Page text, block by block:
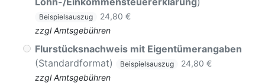
Beispielsauszug
24,80 €
zzgl Amtsgebühren
Flurstücksnachweis mit Eigentümerangaben
(Standardformat)
Beispielsauszug
24,80 €
zzgl Amtsgebühren